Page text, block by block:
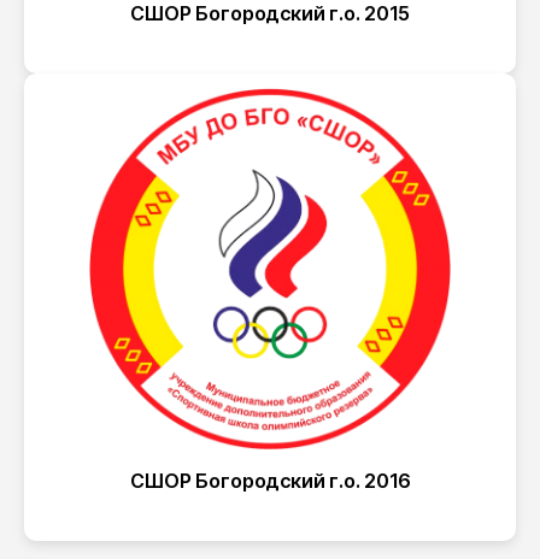
СШОР Богородский г.о. 2015
СШОР Богородский г.о. 2016